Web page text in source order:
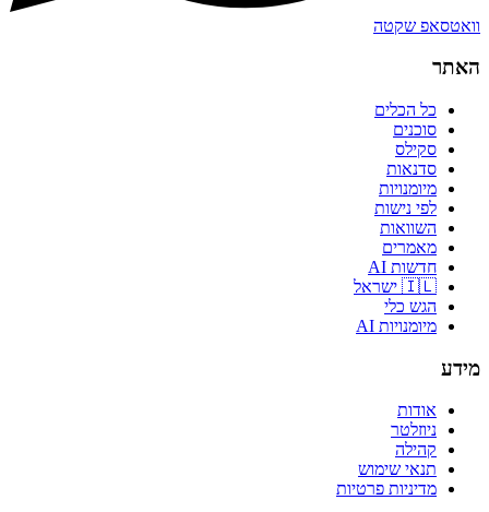
וואטסאפ שקטה
האתר
כל הכלים
סוכנים
סקילס
סדנאות
מיומנויות
לפי נישות
השוואות
מאמרים
חדשות AI
🇮🇱 ישראל
הגש כלי
מיומנויות AI
מידע
אודות
ניוזלטר
קהילה
תנאי שימוש
מדיניות פרטיות